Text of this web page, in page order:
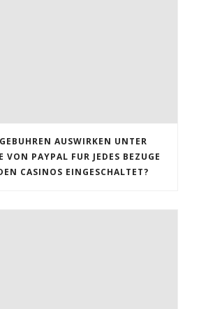
AUSWIRKEN UNTER
VON PAYPAL FUR JEDES BEZUGE
CASINOS EINGESCHALTET?